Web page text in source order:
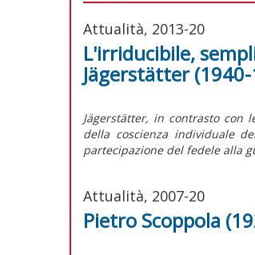
Attualità, 2013-20
L'irriducibile,
Jägerstätter
Jägerstätter, in contrasto con
della coscienza individuale
partecipazione del fedele alla
Attualità, 2007-20
Pietro Scoppola